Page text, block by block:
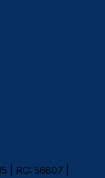
| RC: 56807 |